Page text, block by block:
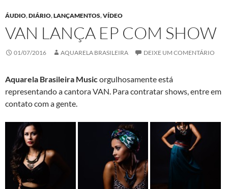
ÁUDIO,DIÁRIO,LANÇAMENTOS,VÍDEO
VAN LANÇA EP COM SHOW
01/07/2016 AQUARELA BRASILEIRA DEIXE UM COMENTÁRIO
Aquarela Brasileira Musicorgulhosamente está
representando a cantora VAN. Para contratar shows, entre em
contato com a gente.